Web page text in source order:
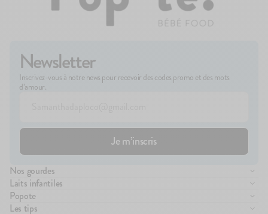
Newsletter
Inscrivez-vous à notre news pour recevoir des codes promo et des mots
d’amour.
Nos gourdes
Compote de fruits
Purée de légumes
Brassés
Laits infantiles
Lait infantile 1er âge
Lait infantile 2ème âge
Popote
Manifesto
Les tips